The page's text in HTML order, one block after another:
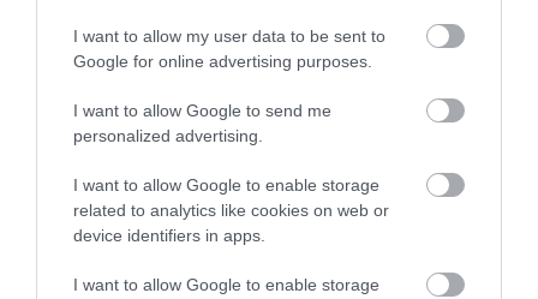
I want to allow my user data to be sent to
Google for online advertising purposes.
I want to allow Google to send me
personalized advertising.
I want to allow Google to enable storage
related to analytics like cookies on web or
device identifiers in apps.
I want to allow Google to enable storage
6 h 33 min